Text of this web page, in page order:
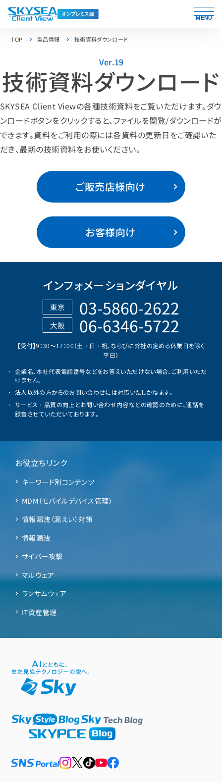
MENU
TOP 製品情報 技術資料ダウンロード
Ver.19
技術資料ダウンロード
SKYSEA Client Viewの各種技術資料をご覧いただけます。ダウ
ンロードボタンをクリックすると、ファイルを閲覧/ダウンロードが
できます。資料をご利用の際には各資料の更新日をご確認いた
だき、最新の技術資料をお使いください。
ご販売店様向け
お客様向け
インフォメーションダイヤル
東京 03-5860-2622
大阪 06-6346-5722
【受付】9：30～17：00（土・日・祝、ならびに弊社の定める休業日を除く
平日）
企業名、本社代表電話番号などをお答えいただけない場合、ご利用いただ
けません。
法人以外の方からのお問い合わせには対応いたしかねます。
サービス・品質の向上とお問い合わせ内容などの確認のために、通話を
録音させていただいております。
お役立ちリンク
キーワード別コンテンツ
MDM（モバイルデバイス管理）
情報漏洩（漏えい）対策
情報漏洩
サイバー攻撃
マルウェア
ランサムウェア
IT資産管理